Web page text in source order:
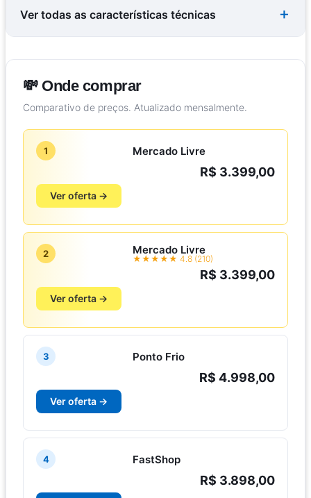
Ver todas as características técnicas
💸 Onde comprar
Comparativo de preços. Atualizado mensalmente.
1 Mercado Livre
R$ 3.399,00
Ver oferta →
2 Mercado Livre
★★★★★ 4.8 (210)
R$ 3.399,00
Ver oferta →
3 Ponto Frio
R$ 4.998,00
Ver oferta →
4 FastShop
R$ 3.898,00